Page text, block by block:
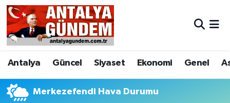
Antalya Güncel Siyaset Ekonomi Genel
Merkezefendi Hava Durumu
Antalya
Asayiş
Bilim & Teknoloji
Antalya Nöbetçi Eczaneler
Antalya Hava Durumu
Antalya Namaz Vakitleri